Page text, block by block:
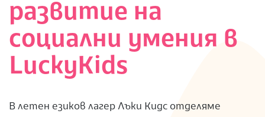
развитие на
социални умения в
LuckyKids
В летен езиков лагер Лъки Кидс отделяме